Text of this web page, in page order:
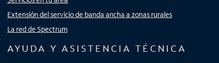
Extensión del servicio de banda ancha a zonas rurales
La red de Spectrum
AYUDA Y ASISTENCIA TÉCNICA